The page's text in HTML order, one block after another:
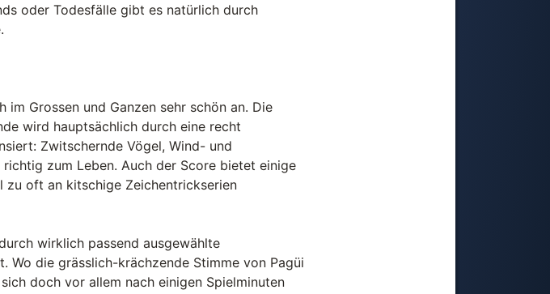
oder Todesfälle gibt es natürlich durch
Grossen und Ganzen sehr schön an. Die
wird hauptsächlich durch eine recht
Zwitschernde Vögel, Wind- und
zum Leben. Auch der Score bietet einige
zu oft an kitschige Zeichentrickserien
wirklich passend ausgewählte
Wo die grässlich-krächzende Stimme von Pagüi
doch vor allem nach einigen Spielminuten